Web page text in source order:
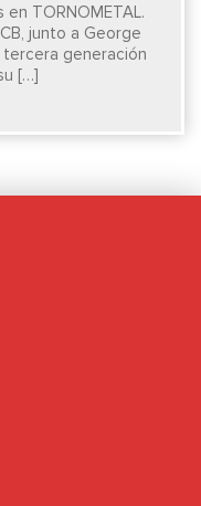
TORNOMETAL.
junto a George
tercera generación
[…]